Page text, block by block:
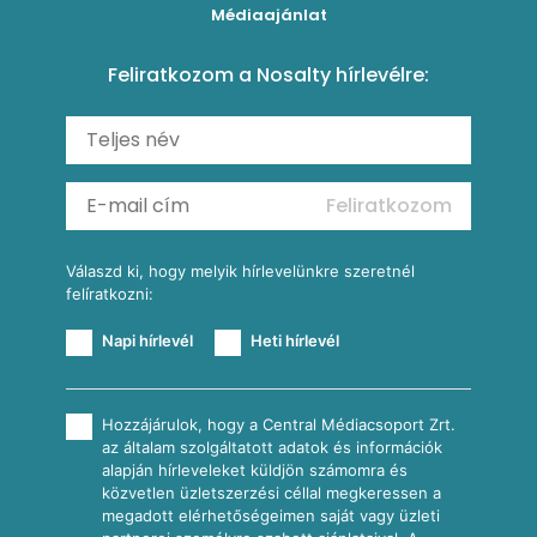
Carbonara
Shakshuka
Ratatouille
Mexikói húsleves kukorica salsával
Almás-kéksajtos kukoricasaláta
Köretek
Reggeli receptek
Médiaajánlat
Feliratkozom a Nosalty hírlevélre:
Feliratkozom
Válaszd ki, hogy melyik hírlevelünkre szeretnél
felíratkozni:
Napi hírlevél Heti hírlevél
Hozzájárulok, hogy a Central Médiacsoport Zrt.
az általam szolgáltatott adatok és információk
alapján hírleveleket küldjön számomra és
közvetlen üzletszerzési céllal megkeressen a
megadott elérhetőségeimen saját vagy üzleti